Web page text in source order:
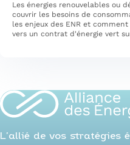
Les énergies renouvelables ou
couvrir les besoins de
les enjeux des ENR et
vers un contrat d'énergie vert
L’allié de vos stratégies